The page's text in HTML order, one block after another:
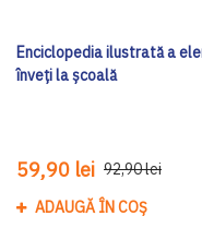
Enciclopedia ilustrată a
înveți la școală
59,90 lei 92,90 lei
ADAUGĂ ÎN COȘ